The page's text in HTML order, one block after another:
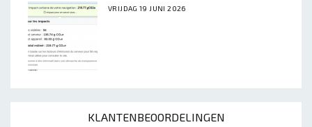
VRIJDAG 19 JUNI 2026
KLANTENBEOORDELINGEN